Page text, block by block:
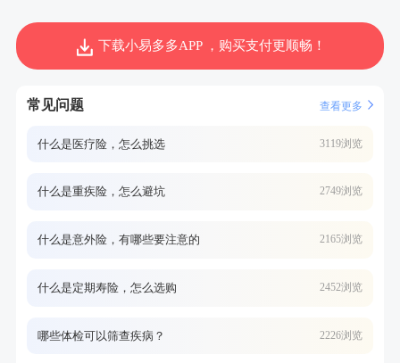
下载小易多多APP ，购买支付更顺畅！
常见问题 查看更多
什么是医疗险，怎么挑选 3119浏览
什么是重疾险，怎么避坑 2749浏览
什么是意外险，有哪些要注意的 2165浏览
什么是定期寿险，怎么选购 2452浏览
哪些体检可以筛查疾病？ 2226浏览